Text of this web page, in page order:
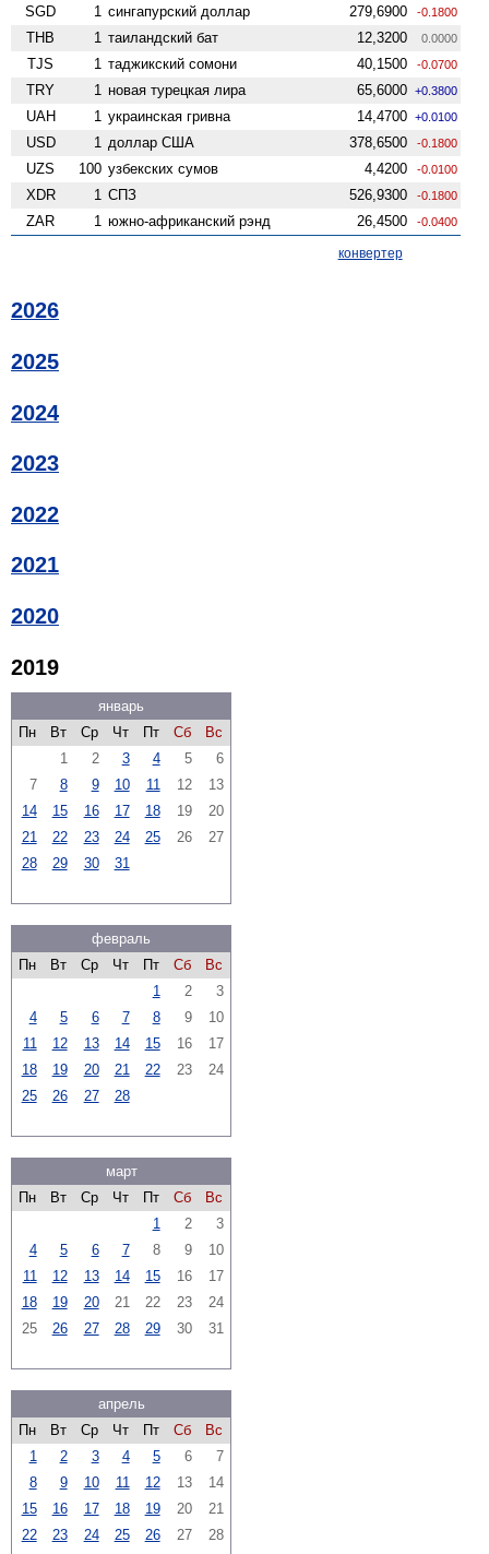
SGD 1 сингапурский доллар 279,6900 -0.1800
THB 1 таиландский бат 12,3200 0.0000
TJS 1 таджикский сомони 40,1500 -0.0700
TRY 1 новая турецкая лира 65,6000 +0.3800
UAH 1 украинская гривна 14,4700 +0.0100
USD 1 доллар США 378,6500 -0.1800
UZS 100 узбекских сумов 4,4200 -0.0100
XDR 1 СПЗ 526,9300 -0.1800
ZAR 1 южно-африканский рэнд 26,4500 -0.0400
конвертер
2026
2025
2024
2023
2022
2021
2020
2019
январь
Пн
Вт Ср Чт Пт Сб
Вс
1
2 3 4 5
6
7
8 9 10 11 12
13
14
15 16 17 18 19
20
21
22 23 24 25 26
27
28
29 30 31
февраль
Пн
Вт Ср Чт Пт Сб
Вс
1
2
3
4
5 6 7 8 9
10
11
12 13 14 15 16
17
18
19 20 21 22 23
24
25
26 27 28
март
Пн
Вт Ср Чт Пт Сб
Вс
1
2
3
4
5 6 7 8 9
10
11
12 13 14 15 16
17
18
19 20 21 22 23
24
25
26 27 28 29 30 31
апрель
Пн
Вт Ср Чт Пт Сб
Вс
1
2 3 4 5 6
7
8
9 10 11 12 13
14
15
16 17 18 19 20
21
22
23 24 25 26 27
28